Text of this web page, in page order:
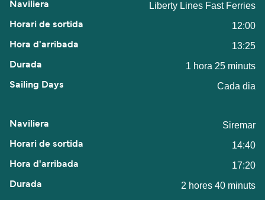
Liberty Lines Fast Ferries
12:00
13:25
1 hora 25 minuts
Cada dia
Siremar
14:40
17:20
2 hores 40 minuts